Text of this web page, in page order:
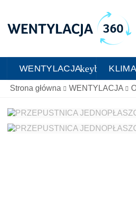
WENTYLACJA
Strona główna WENTYLACJA